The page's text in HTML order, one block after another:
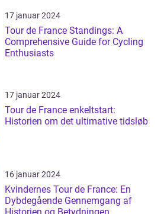
17 januar 2024
Tour de France Standings: A
Comprehensive Guide for Cycling
Enthusiasts
17 januar 2024
Tour de France enkeltstart:
Historien om det ultimative tidsløb
16 januar 2024
Kvindernes Tour de France: En
Dybdegående Gennemgang af